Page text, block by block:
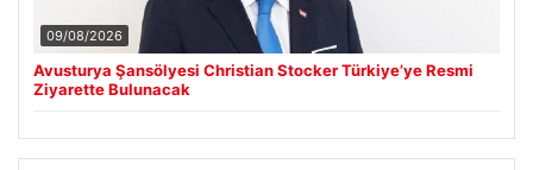
09/08/2026
Avusturya Şansölyesi Christian Stocker Türkiye’ye Resmi
Ziyarette Bulunacak